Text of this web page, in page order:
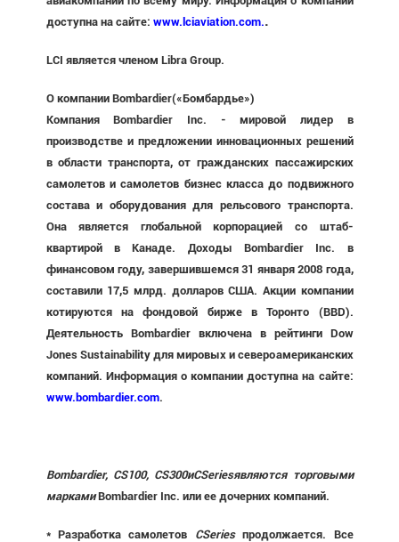
доступна на сайте: www.lciaviation.com..
LCI является членом Libra Group.
О компании Bombardier(«Бомбардье»)
Компания Bombardier Inc. - мировой лидер в
производстве и предложении инновационных решений
в области транспорта, от гражданских пассажирских
самолетов и самолетов бизнес класса до подвижного
состава и оборудования для рельсового транспорта.
Она является глобальной корпорацией со штаб-
квартирой в Канаде. Доходы Bombardier Inc. в
финансовом году, завершившемся 31 января 2008 года,
составили 17,5 млрд. долларов США. Акции компании
котируются на фондовой бирже в Торонто (BBD).
Деятельность Bombardier включена в рейтинги Dow
Jones Sustainability для мировых и североамериканских
компаний. Информация о компании доступна на сайте:
www.bombardier.com.
Bombardier, CS100, CS300иCSeriesявляются торговыми
маркамиBombardier Inc. или ее дочерних компаний.
* Разработка самолетов CSeriesпродолжается. Все